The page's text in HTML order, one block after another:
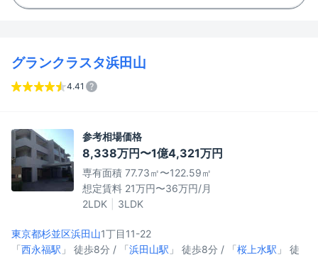
グランクラスタ浜田山
4.41
参考相場価格
8,338万円〜1億4,321万円
専有面積 77.73㎡〜122.59㎡
想定賃料 21万円〜36万円/月
2LDK
3LDK
東京都杉並区浜田山1丁目11-22
「西永福駅 」 徒歩8分 / 「浜田山駅 」 徒歩8分 / 「桜上水駅 」 徒